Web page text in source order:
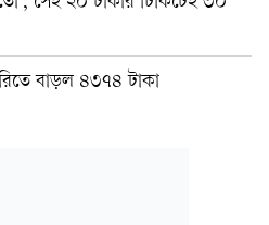
বাড়ল ৪৩৭৪ টাকা